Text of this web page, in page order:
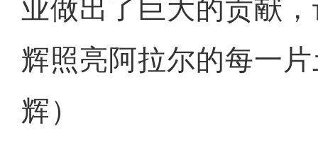
业做出了巨大的贡献
辉照亮阿拉尔的每一
辉）